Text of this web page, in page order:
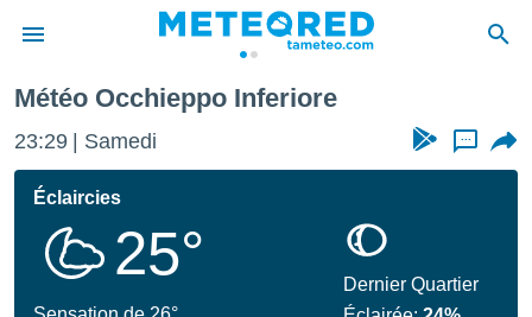
de
Météo Occhieppo Inferiore
23:29 Samedi ...
Éclaircies
25°
Dernier Quartier